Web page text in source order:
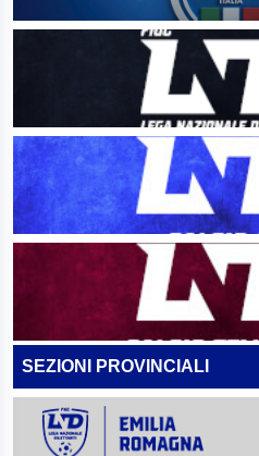
SEZIONI PROVINCIALI